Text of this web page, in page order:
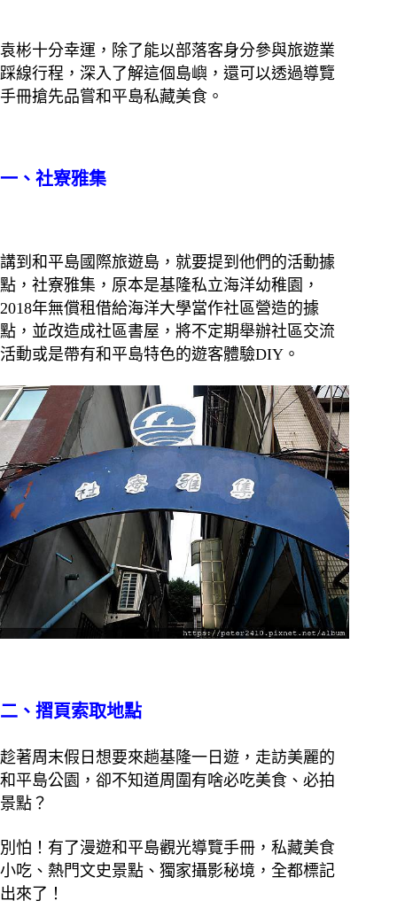
袁彬十分幸運，除了能以部落客身分參與旅遊業
踩線行程，深入了解這個島嶼，還可以透過導覽
手冊搶先品嘗和平島私藏美食。
一、社寮雅集
講到和平島國際旅遊島，就要提到他們的活動據
點，社寮雅集，原本是基隆私立海洋幼稚園，
2018年無償租借給海洋大學當作社區營造的據
點，並改造成社區書屋，將不定期舉辦社區交流
活動或是帶有和平島特色的遊客體驗DIY。
二、摺頁索取地點
趁著周末假日想要來趟基隆一日遊，走訪美麗的
和平島公園，卻不知道周圍有啥必吃美食、必拍
景點？
別怕！有了漫遊和平島觀光導覽手冊，私藏美食
小吃、熱門文史景點、獨家攝影秘境，全都標記
出來了！